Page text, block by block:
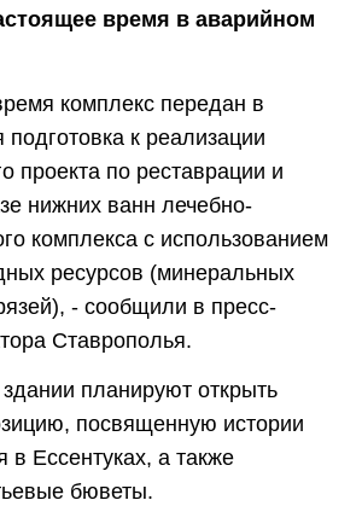
время в аварийном
комплекс передан в
подготовка к реализации
проекта по реставрации и
нижних ванн лечебно-
комплекса с использованием
ресурсов (минеральных
- сообщили в пресс-
Ставрополья.
планируют открыть
посвященную истории
в Ессентуках, а также
бюветы.